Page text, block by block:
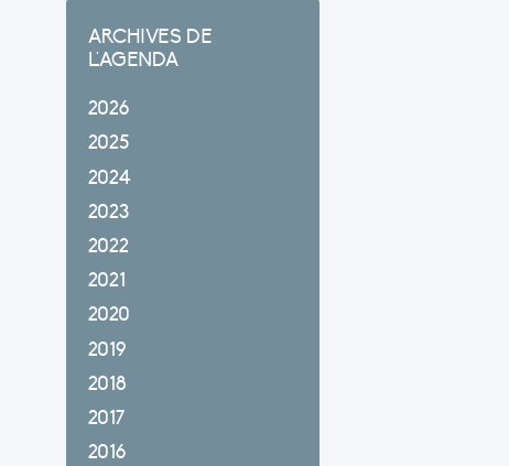
ARCHIVES DE
L'AGENDA
2026
2025
2024
2023
2022
2021
2020
2019
2018
2017
2016